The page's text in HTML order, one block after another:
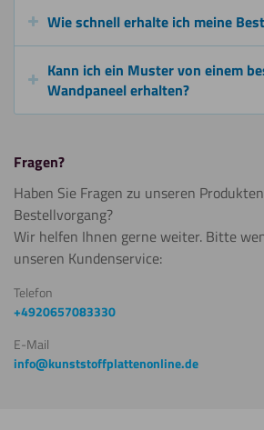
Wie schnell erhalte ich meine
Kann ich ein Muster von einem
Wandpaneel erhalten?
Fragen?
Haben Sie Fragen zu unseren
Bestellvorgang?
Wir helfen Ihnen gerne weiter. Bitte
unseren Kundenservice:
Telefon
+4920657083330
E-Mail
info@kunststoffplattenonline.de